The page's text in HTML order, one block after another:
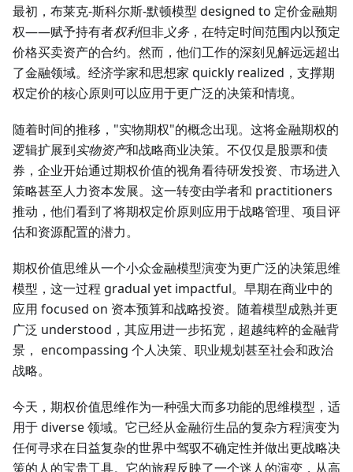
最初，布莱克-斯科尔斯-默顿模型 designed to 定价金融期
权——赋予持有者权利但非义务，在特定时间范围内以预定
价格买卖资产的合约。然而，他们工作的深刻见解远远超出
了金融领域。经济学家和思想家 quickly realized，支撑期
权定价的核心原则可以应用于更广泛的决策和情境。
随着时间的推移，"实物期权"的概念出现。这将金融期权的
逻辑扩展到实物资产和战略商业决策。不仅仅是股票和债
券，企业开始通过期权价值的视角看待研发投资、市场进入
策略甚至人力资本发展。这一转变由学者和 practitioners
推动，他们看到了将期权定价原则应用于战略管理、项目评
估和资源配置的潜力。
期权价值思维从一个小众金融模型演变为更广泛的决策思维
模型，这一过程 gradual yet impactful。早期在商业中的
应用 focused on 资本预算和战略投资。随着模型成熟并更
广泛 understood，其应用进一步拓宽，超越纯粹的金融背
景， encompassing 个人决策、职业规划甚至社会和政治
战略。
今天，期权价值思维作为一种强大而多功能的思维模型，适
用于 diverse 领域。它已经从金融衍生品的复杂方程演变为
任何寻求在日益复杂的世界中驾驭不确定性并做出更战略决
策的人的宝贵工具。它的旅程反映了一个迷人的演变，从高